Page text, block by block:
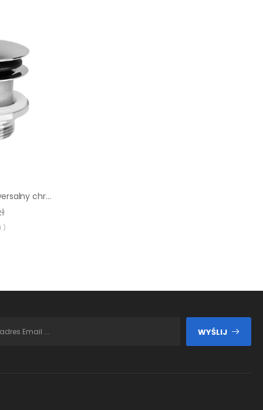
Korek KLIK KLAK uniwersalny chromowany do umywalki MCALPINE
)
WYŚLIJ